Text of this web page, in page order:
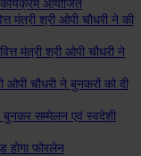
आयोजित
मंत्री श्री ओपी चौधरी ने की
मंत्री श्री ओपी चौधरी ने
ओपी चौधरी ने बुनकरों को दी
बुनकर सम्मेलन एवं स्वदेशी
होगा फोरलेन